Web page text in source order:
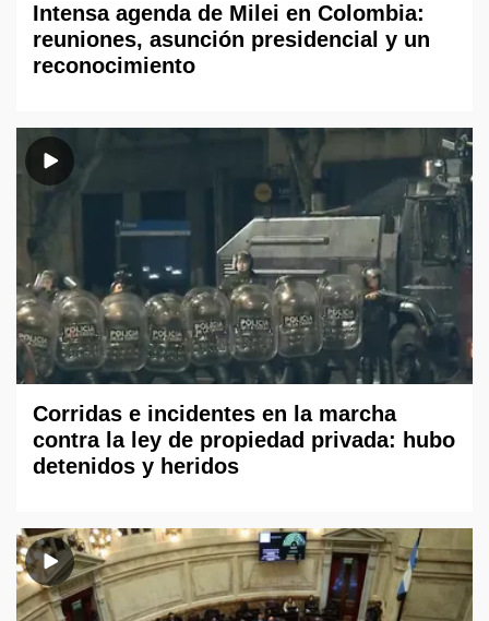
Intensa agenda de Milei en Colombia:
reuniones, asunción presidencial y un
reconocimiento
Corridas e incidentes en la marcha
contra la ley de propiedad privada: hubo
detenidos y heridos